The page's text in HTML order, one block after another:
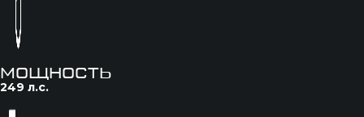
мощность
249 л.с.